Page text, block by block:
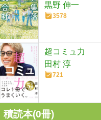
黒野 伸一
3578
超コミュ力
田村 淳
721
積読本(0冊)